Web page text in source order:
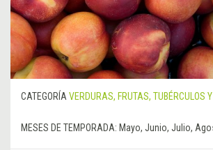
CATEGORÍA VERDURAS, FRUTAS, TUBÉRCULOS
MESES DE TEMPORADA: Mayo, Junio, Julio,